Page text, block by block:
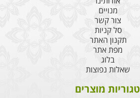
מנויים
צור קשר
סל קניות
תקנון האתר
מפת אתר
בלוג
שאלות נפוצות
מוצרים